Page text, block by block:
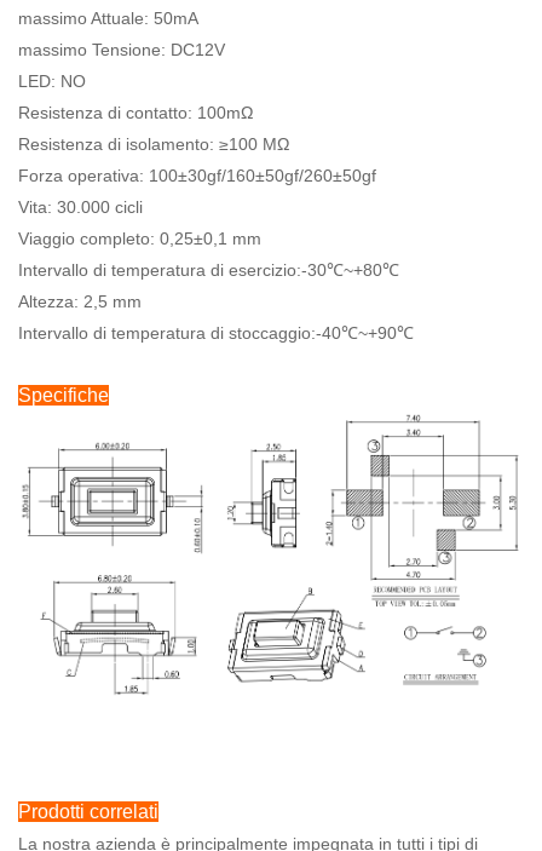
massimo Attuale: 50mA
massimo Tensione: DC12V
LED: NO
Resistenza di contatto: 100mΩ
Resistenza di isolamento: ≥100 MΩ
Forza operativa: 100±30gf/160±50gf/260±50gf
Vita: 30.000 cicli
Viaggio completo: 0,25±0,1 mm
Intervallo di temperatura di esercizio:-30℃~+80℃
Altezza: 2,5 mm
Intervallo di temperatura di stoccaggio:-40℃~+90℃
Specifiche
Prodotti correlati
La nostra azienda è principalmente impegnata in tutti i tipi di